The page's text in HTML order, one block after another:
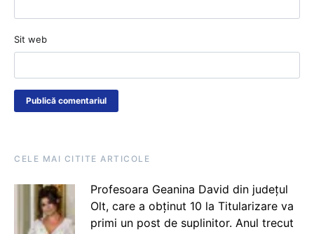
Sit web
CELE MAI CITITE ARTICOLE
Profesoara Geanina David din județul
Olt, care a obținut 10 la Titularizare va
primi un post de suplinitor. Anul trecut